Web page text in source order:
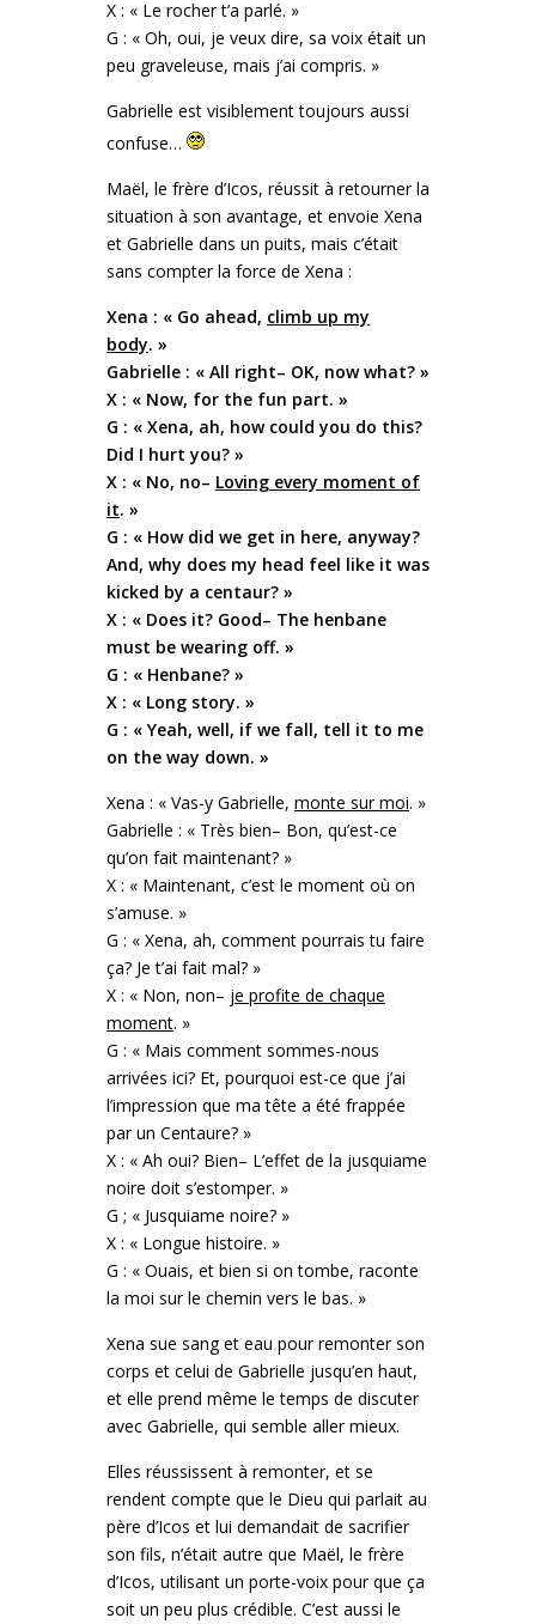
X : « Le rocher t’a parlé. »
G : « Oh, oui, je veux dire, sa voix était un
peu graveleuse, mais j’ai compris. »
Gabrielle est visiblement toujours aussi
confuse…
Maël, le frère d’Icos, réussit à retourner la
situation à son avantage, et envoie Xena
et Gabrielle dans un puits, mais c’était
sans compter la force de Xena :
Xena : « Go ahead, climb up my
body. »
Gabrielle : « All right– OK, now what? »
X : « Now, for the fun part. »
G : « Xena, ah, how could you do this?
Did I hurt you? »
X : « No, no– Loving every moment of
it. »
G : « How did we get in here, anyway?
And, why does my head feel like it was
kicked by a centaur? »
X : « Does it? Good– The henbane
must be wearing off. »
G : « Henbane? »
X : « Long story. »
G : « Yeah, well, if we fall, tell it to me
on the way down. »
Xena : « Vas-y Gabrielle, monte sur moi. »
Gabrielle : « Très bien– Bon, qu’est-ce
qu’on fait maintenant? »
X : « Maintenant, c’est le moment où on
s’amuse. »
G : « Xena, ah, comment pourrais tu faire
ça? Je t’ai fait mal? »
X : « Non, non– je profite de chaque
moment. »
G : « Mais comment sommes-nous
arrivées ici? Et, pourquoi est-ce que j’ai
l’impression que ma tête a été frappée
par un Centaure? »
X : « Ah oui? Bien– L’effet de la jusquiame
noire doit s’estomper. »
G ; « Jusquiame noire? »
X : « Longue histoire. »
G : « Ouais, et bien si on tombe, raconte
la moi sur le chemin vers le bas. »
Xena sue sang et eau pour remonter son
corps et celui de Gabrielle jusqu’en haut,
et elle prend même le temps de discuter
avec Gabrielle, qui semble aller mieux.
Elles réussissent à remonter, et se
rendent compte que le Dieu qui parlait au
père d’Icos et lui demandait de sacrifier
son fils, n’était autre que Maël, le frère
d’Icos, utilisant un porte-voix pour que ça
soit un peu plus crédible. C’est aussi le